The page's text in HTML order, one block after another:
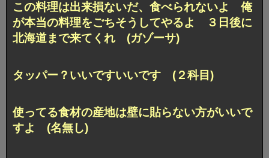
この料理は出来損ないだ、食べられないよ 俺
が本当の料理をごちそうしてやるよ ３日後に
北海道まで来てくれ (ガゾーサ)
タッパー？いいですいいです (２科目)
使ってる食材の産地は壁に貼らない方がいいで
すよ (名無し)